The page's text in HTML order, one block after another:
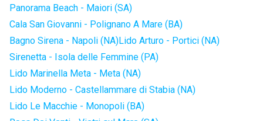
Panorama Beach - Maiori (SA)
Cala San Giovanni - Polignano A Mare (BA)
Bagno Sirena - Napoli (NA)Lido Arturo - Portici (NA)
Sirenetta - Isola delle Femmine (PA)
Lido Marinella Meta - Meta (NA)
Lido Moderno - Castellammare di Stabia (NA)
Lido Le Macchie - Monopoli (BA)